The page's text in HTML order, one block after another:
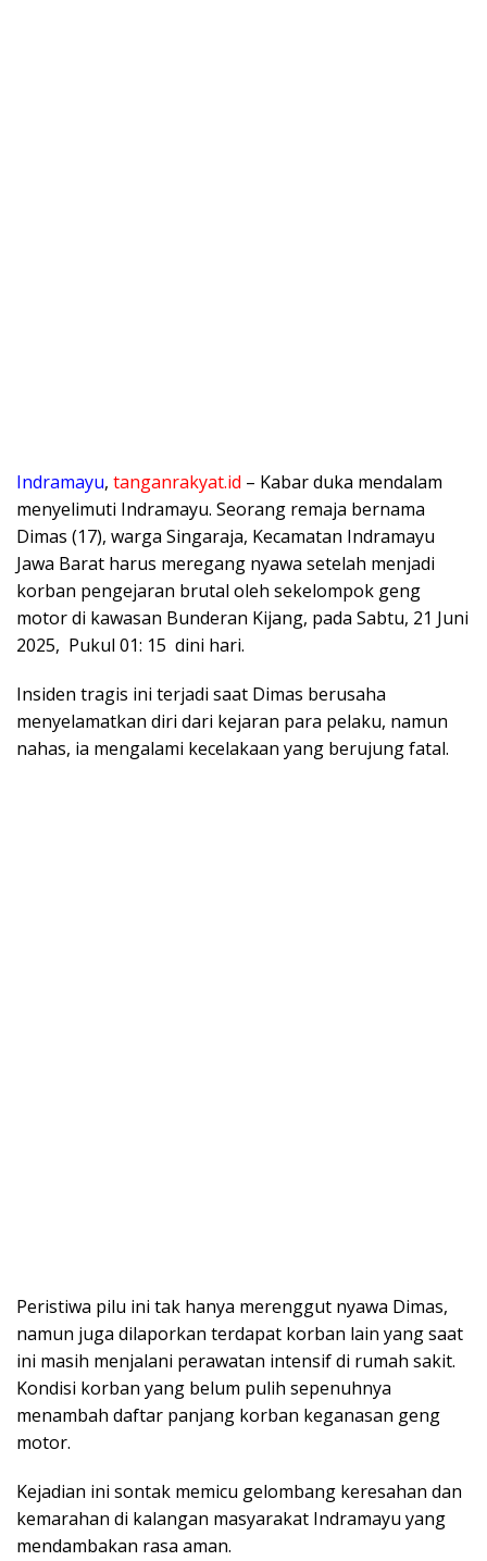
Indramayu, tanganrakyat.id – Kabar duka mendalam
menyelimuti Indramayu. Seorang remaja bernama
Dimas (17), warga Singaraja, Kecamatan Indramayu
Jawa Barat harus meregang nyawa setelah menjadi
korban pengejaran brutal oleh sekelompok geng
motor di kawasan Bunderan Kijang, pada Sabtu, 21 Juni
2025, Pukul 01: 15 dini hari.
Insiden tragis ini terjadi saat Dimas berusaha
menyelamatkan diri dari kejaran para pelaku, namun
nahas, ia mengalami kecelakaan yang berujung fatal.
Peristiwa pilu ini tak hanya merenggut nyawa Dimas,
namun juga dilaporkan terdapat korban lain yang saat
ini masih menjalani perawatan intensif di rumah sakit.
Kondisi korban yang belum pulih sepenuhnya
menambah daftar panjang korban keganasan geng
motor.
Kejadian ini sontak memicu gelombang keresahan dan
kemarahan di kalangan masyarakat Indramayu yang
mendambakan rasa aman.